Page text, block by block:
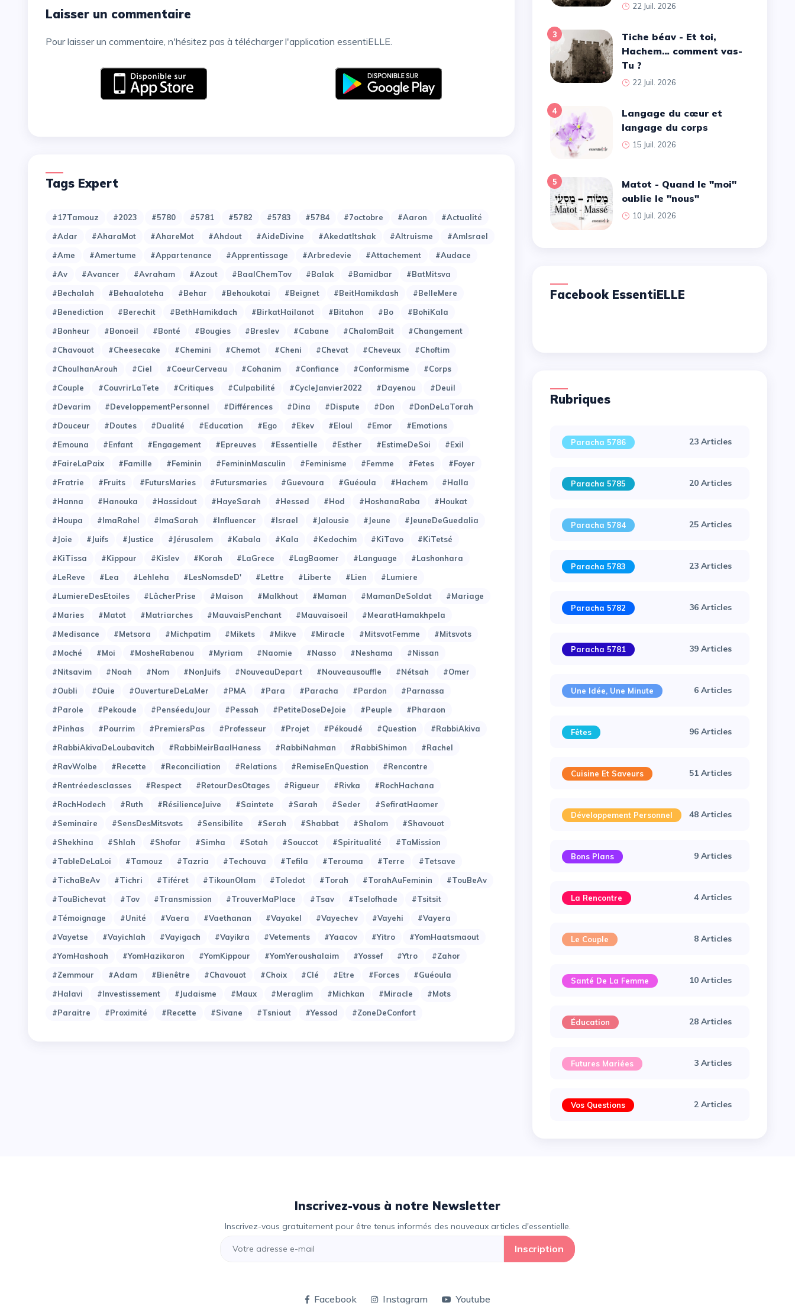
Laisser un commentaire
Pour laisser un commentaire, n'hésitez pas à télécharger l'application essentiELLE.
Tags Expert
#17Tamouz #2023 #5780 #5781 #5782 #5783 #5784 #7octobre #Aaron
#Actualité
#Adar
#AharaMot #AhareMot #Ahdout #AideDivine #AkedatItshak #Altruisme
#AmIsrael
#Ame
#Amertume #Appartenance #Apprentissage #Arbredevie #Attachement
#Audace
#Av
#Avancer #Avraham #Azout #BaalChemTov #Balak #Bamidbar
#BatMitsva
#Bechalah
#Behaaloteha #Behar #Behoukotai #Beignet #BeitHamikdash
#BelleMere
#Benediction
#Berechit #BethHamikdach #BirkatHailanot #Bitahon #Bo
#BohiKala
#Bonheur
#Bonoeil #Bonté #Bougies #Breslev #Cabane #ChalomBait
#Changement
#Chavouot
#Cheesecake #Chemini #Chemot #Cheni #Chevat #Cheveux
#Choftim
#ChoulhanArouh
#Ciel #CoeurCerveau #Cohanim #Confiance #Conformisme
#Corps
#Couple
#CouvrirLaTete #Critiques #Culpabilité #CycleJanvier2022 #Dayenou
#Deuil
#Devarim
#DeveloppementPersonnel #Différences #Dina #Dispute #Don
#DonDeLaTorah
#Douceur
#Doutes #Dualité #Education #Ego #Ekev #Eloul #Emor
#Emotions
#Emouna
#Enfant #Engagement #Epreuves #Essentielle #Esther #EstimeDeSoi
#Exil
#FaireLaPaix
#Famille #Feminin #FemininMasculin #Feminisme #Femme #Fetes
#Foyer
#Fratrie
#Fruits #FutursMaries #Futursmaries #Guevoura #Guéoula #Hachem
#Halla
#Hanna
#Hanouka #Hassidout #HayeSarah #Hessed #Hod #HoshanaRaba
#Houkat
#Houpa
#ImaRahel #ImaSarah #Influencer #Israel #Jalousie #Jeune
#JeuneDeGuedalia
#Joie
#Juifs #Justice #Jérusalem #Kabala #Kala #Kedochim #KiTavo
#KiTetsé
#KiTissa
#Kippour #Kislev #Korah #LaGrece #LagBaomer #Language
#Lashonhara
#LeReve
#Lea #Lehleha #LesNomsdeD' #Lettre #Liberte #Lien
#Lumiere
#LumiereDesEtoiles
#LâcherPrise #Maison #Malkhout #Maman #MamanDeSoldat
#Mariage
#Maries
#Matot #Matriarches #MauvaisPenchant #Mauvaisoeil
#MearatHamakhpela
#Medisance
#Metsora #Michpatim #Mikets #Mikve #Miracle #MitsvotFemme
#Mitsvots
#Moché
#Moi #MosheRabenou #Myriam #Naomie #Nasso #Neshama
#Nissan
#Nitsavim
#Noah #Nom #NonJuifs #NouveauDepart #Nouveausouffle #Nétsah
#Omer
#Oubli
#Ouie #OuvertureDeLaMer #PMA #Para #Paracha #Pardon
#Parnassa
#Parole
#Pekoude #PenséeduJour #Pessah #PetiteDoseDeJoie #Peuple
#Pharaon
#Pinhas
#Pourrim #PremiersPas #Professeur #Projet #Pékoudé #Question
#RabbiAkiva
#RabbiAkivaDeLoubavitch
#RabbiMeirBaalHaness #RabbiNahman #RabbiShimon
#Rachel
#RavWolbe
#Recette #Reconciliation #Relations #RemiseEnQuestion
#Rencontre
#Rentréedesclasses
#Respect #RetourDesOtages #Rigueur #Rivka
#RochHachana
#RochHodech
#Ruth #RésilienceJuive #Saintete #Sarah #Seder
#SefiratHaomer
#Seminaire
#SensDesMitsvots #Sensibilite #Serah #Shabbat #Shalom
#Shavouot
#Shekhina
#Shlah #Shofar #Simha #Sotah #Souccot #Spiritualité
#TaMission
#TableDeLaLoi
#Tamouz #Tazria #Techouva #Tefila #Terouma #Terre
#Tetsave
#TichaBeAv
#Tichri #Tiféret #TikounOlam #Toledot #Torah #TorahAuFeminin
#TouBeAv
#TouBichevat
#Tov #Transmission #TrouverMaPlace #Tsav #Tselofhade
#Tsitsit
#Témoignage
#Unité #Vaera #Vaethanan #Vayakel #Vayechev #Vayehi
#Vayera
#Vayetse
#Vayichlah #Vayigach #Vayikra #Vetements #Yaacov #Yitro
#YomHaatsmaout
#YomHashoah
#YomHazikaron #YomKippour #YomYeroushalaim #Yossef #Ytro
#Zahor
#Zemmour
#adam #bienêtre #chavouot #choix #clé #etre #forces
#guéoula
#halavi
#investissement #judaisme #maux #meraglim #michkan #miracle
#mots
#paraitre
#proximité #recette #sivane #tsniout #yessod #zoneDeConfort
22 Juil. 2026
3
Tiche béav - Et toi,
Hachem… comment vas-
Tu ?
22 Juil. 2026
4
Langage du cœur et
langage du corps
15 Juil. 2026
5
Matot - Quand le ''moi''
oublie le ''nous''
10 Juil. 2026
Facebook EssentiELLE
Rubriques
Paracha 5786 23 Articles
Paracha 5785 20 Articles
Paracha 5784 25 Articles
Paracha 5783 23 Articles
Paracha 5782 36 Articles
Paracha 5781 39 Articles
Une Idée, Une Minute 6 Articles
Fêtes 96 Articles
Cuisine Et Saveurs 51 Articles
Développement Personnel 48 Articles
Bons Plans 9 Articles
La Rencontre 4 Articles
Le Couple 8 Articles
Santé De La Femme 10 Articles
Éducation 28 Articles
Futures Mariées 3 Articles
Vos Questions 2 Articles
Inscrivez-vous à notre Newsletter
Inscrivez-vous gratuitement pour être tenus informés des nouveaux articles d'essentielle.
Inscription
Facebook Instagram Youtube